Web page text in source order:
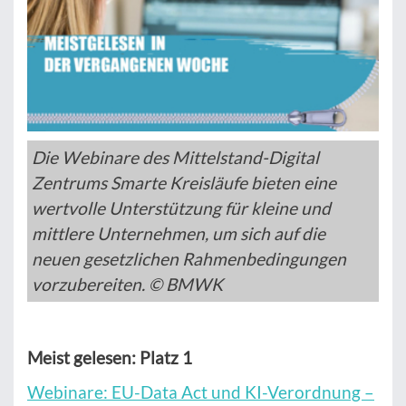
Die Webinare des Mittelstand-Digital
Zentrums Smarte Kreisläufe bieten eine
wertvolle Unterstützung für kleine und
mittlere Unternehmen, um sich auf die
neuen gesetzlichen Rahmenbedingungen
vorzubereiten. © BMWK
Meist gelesen: Platz 1
Webinare: EU-Data Act und KI-Verordnung –